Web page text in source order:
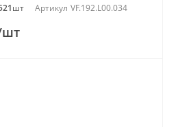
шт Артикул VF.192.L00.034
шт